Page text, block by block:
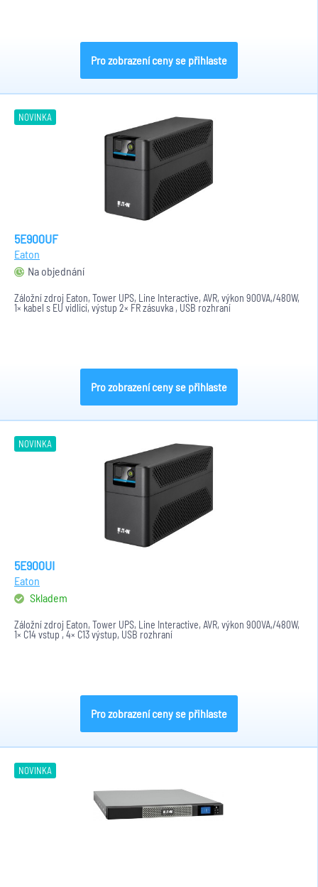
Pro zobrazení ceny se přihlaste
NOVINKA
5E900UF
Eaton
Na objednání
Záložní zdroj Eaton, Tower UPS, Line Interactive, AVR, výkon 900VA,/480W,
1× kabel s EU vidlicí, výstup 2× FR zásuvka , USB rozhraní
Pro zobrazení ceny se přihlaste
NOVINKA
5E900UI
Eaton
Skladem
Záložní zdroj Eaton, Tower UPS, Line Interactive, AVR, výkon 900VA,/480W,
1× C14 vstup , 4× C13 výstup, USB rozhraní
Pro zobrazení ceny se přihlaste
NOVINKA